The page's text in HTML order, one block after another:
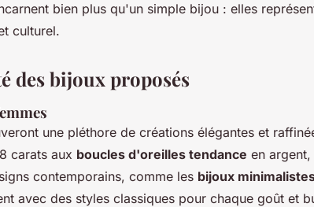
bien plus qu'un simple bijou : elles
culturel.
des bijoux proposés
une pléthore de créations élégantes et
carats aux boucles d'oreilles tendance en
contemporains, comme les bijoux
avec des styles classiques pour chaque goût et